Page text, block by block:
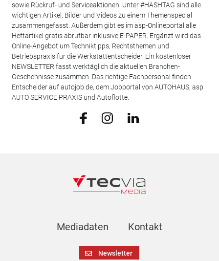
sowie Rückruf- und Serviceaktionen. Unter #HASHTAG sind alle
wichtigen Artikel, Bilder und Videos zu einem Themenspecial
zusammengefasst. Außerdem gibt es im asp-Onlineportal alle
Heftartikel gratis abrufbar inklusive E-PAPER. Ergänzt wird das
Online-Angebot um Techniktipps, Rechtsthemen und
Betriebspraxis für die Werkstattentscheider. Ein kostenloser
NEWSLETTER fasst werktäglich die aktuellen Branchen-
Geschehnisse zusammen. Das richtige Fachpersonal finden
Entscheider auf autojob.de, dem Jobportal von AUTOHAUS, asp
AUTO SERVICE PRAXIS und Autoflotte.
Mediadaten Kontakt
Newsletter